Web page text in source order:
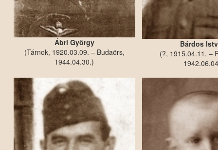
Ábri György
(Tárnok, 1920.03.09. – Budaörs,
1944.04.30.)
Bárdos
(?, 1915.04.11. –